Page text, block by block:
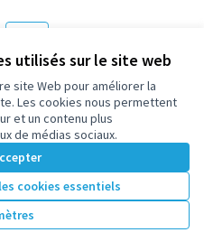
utilisés sur le site web
site Web pour améliorer la
Les cookies nous permettent
et un contenu plus
de médias sociaux.
cookies essentiels
page : 50
Instagram
sur YouTube
sur GitHub